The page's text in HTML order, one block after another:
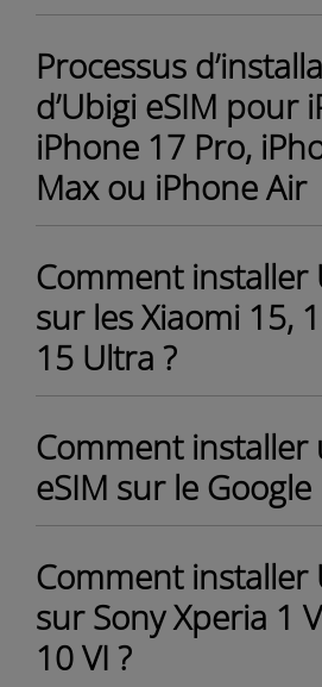
Processus
d’Ubigi eSIM pour
iPhone 17 Pro,
Max ou iPhone Air
Comment installer
sur les Xiaomi 15,
15 Ultra ?
Comment installer
eSIM sur le Google
Comment installer
sur Sony Xperia 1
10 VI ?